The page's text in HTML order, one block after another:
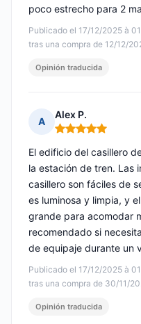
Publicado el 17/12/2025 à
tras una compra de 12/12/
poco estrecho para 2
Opinión traducida
A
Alex P.
Nota: 5 de 5
Publicado el 17/12/2025 à
tras una compra de 30/11/
El edificio del casillero
la estación de tren. Las
casillero son fáciles de
es luminosa y limpia, y
grande para acomodar
recomendado si
de equipaje durante un
Opinión traducida